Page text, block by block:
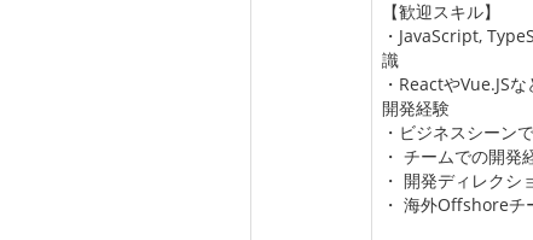
【歓迎スキル】
・JavaScript,
識
・ReactやVue.JS
開発経験
・ビジネスシーン
・ チームでの開発
・ 開発ディレクシ
・ 海外Offshoreチ